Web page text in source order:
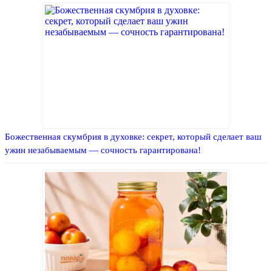
Божественная скумбрия в духовке: секрет, который сделает ваш
ужин незабываемым — сочность гарантирована!